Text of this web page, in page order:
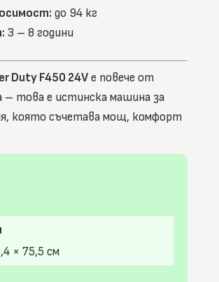
до 94 кг
3 – 8 години
Duty F450 24V е повече от
– това е истинска машина за
която съчетава мощ, комфорт
× 75,5 см